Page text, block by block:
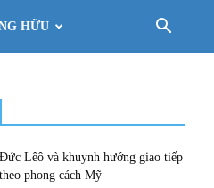
HỮU
Đức Lêô và khuynh hướng giao tiếp
theo phong cách Mỹ